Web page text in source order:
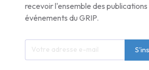
recevoir l'ensemble des
événements du GRIP.